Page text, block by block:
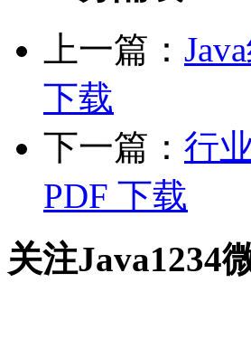
上一篇：
下载
下一篇： 行
PDF 下载
关注Java1234